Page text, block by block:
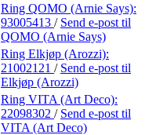
Ring QOMO (Arnie Says):
93005413 / Send e-post til
QOMO (Arnie Says)
Ring Elkjøp (Arozzi):
21002121 / Send e-post til
Elkjøp (Arozzi)
Ring VITA (Art Deco):
22098302 / Send e-post til
VITA (Art Deco)